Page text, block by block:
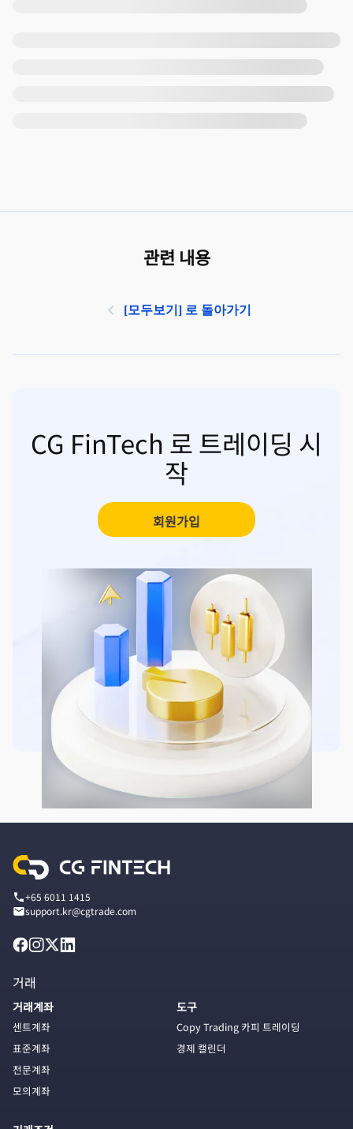
관련 내용
[모두보기] 로 돌아가기
CG FinTech 로 트레이딩 시
작
회원가입
+65 6011 1415
support.kr@cgtrade.com
거래
거래계좌
센트계좌
표준계좌
전문계좌
모의계좌
도구
Copy Trading 카피 트레이딩
경제 캘린더